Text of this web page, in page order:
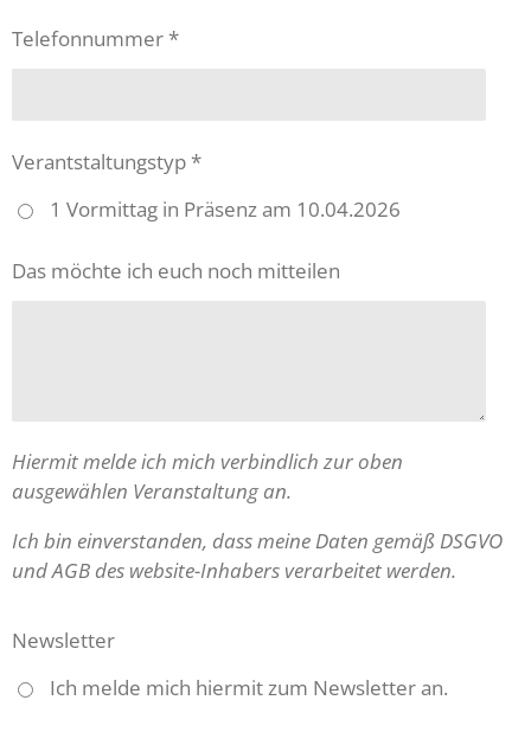
Telefonnummer *
Verantstaltungstyp *
1 Vormittag in Präsenz am 10.04.2026
Das möchte ich euch noch mitteilen
Hiermit melde ich mich verbindlich zur oben
ausgewählen Veranstaltung an.
Ich bin einverstanden, dass meine Daten gemäß DSGVO
und AGB des website-Inhabers verarbeitet werden.
Newsletter
Ich melde mich hiermit zum Newsletter an.